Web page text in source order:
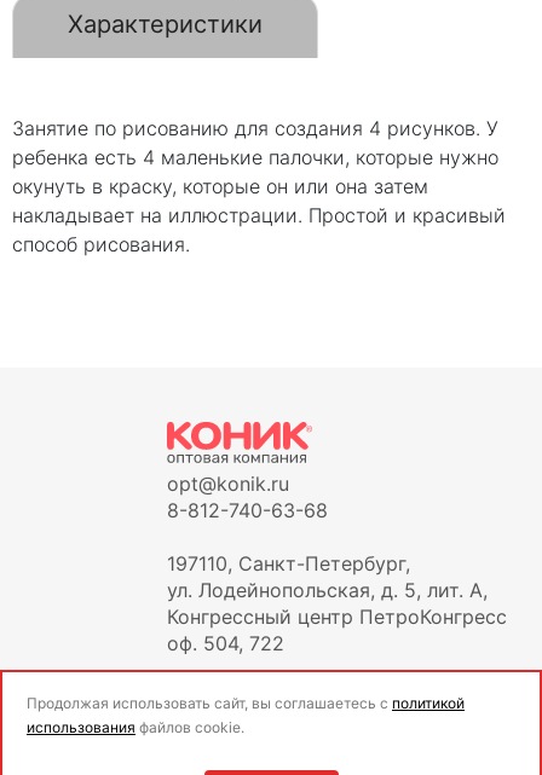
Характеристики
Занятие по рисованию для создания 4 рисунков. У
ребенка есть 4 маленькие палочки, которые нужно
окунуть в краску, которые он или она затем
накладывает на иллюстрации. Простой и красивый
способ рисования.
opt@konik.ru
8-812-740-63-68
197110, Санкт-Петербург,
ул. Лодейнопольская, д. 5, лит. А,
Конгрессный центр ПетроКонгресс
оф. 504, 722
Продолжая использовать сайт, вы соглашаетесь с политикой
использования файлов cookie.